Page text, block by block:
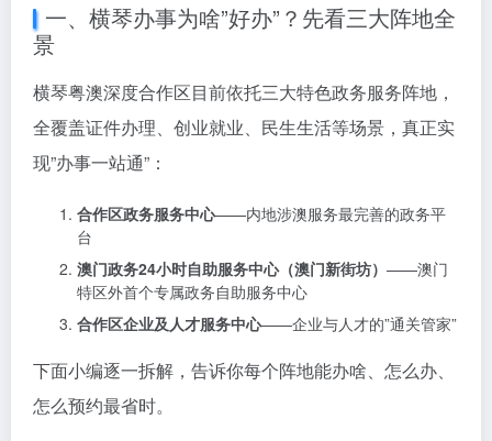
一、横琴办事为啥”好办”？先看三大阵地全
景
横琴粤澳深度合作区目前依托三大特色政务服务阵地，
全覆盖证件办理、创业就业、民生生活等场景，真正实
现”办事一站通”：
合作区政务服务中心——内地涉澳服务最完善的政务平
台
澳门政务24小时自助服务中心（澳门新街坊） ——澳门
特区外首个专属政务自助服务中心
合作区企业及人才服务中心——企业与人才的”通关管家”
下面小编逐一拆解，告诉你每个阵地能办啥、怎么办、
怎么预约最省时。